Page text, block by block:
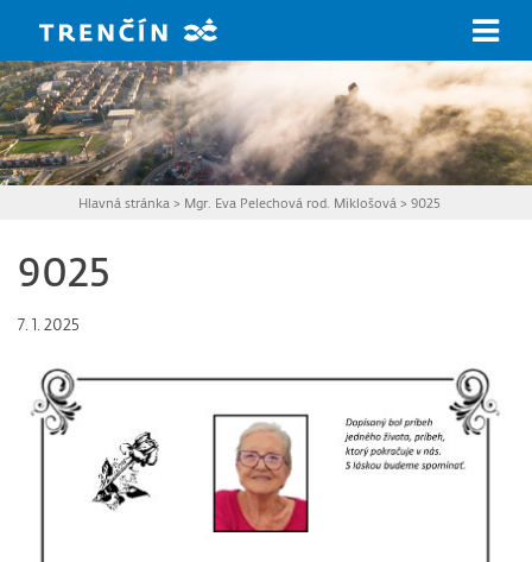
Hlavná stránka > Mgr. Eva Pelechová rod. Miklošová > 9025
9025
7. 1. 2025